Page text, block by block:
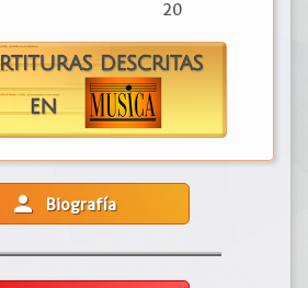
20
person Biografía